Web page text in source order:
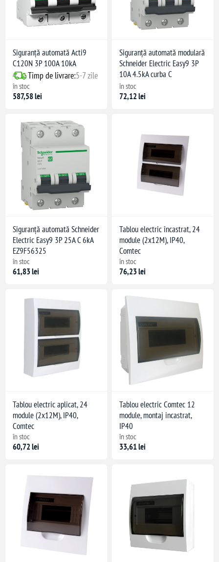
Siguranță automată Acti9
C120N 3P 100A 10kA
Timp de livrare:5-7 zile
în stoc
587,58 lei
Siguranță automată modulară
Schneider Electric Easy9 3P
10A 4.5kA curba C
în stoc
72,12 lei
Siguranță automată Schneider
Electric Easy9 3P 25A C 6kA
EZ9F56325
în stoc
61,83 lei
Tablou electric încastrat, 24
module (2x12M), IP40,
Comtec
în stoc
76,23 lei
Tablou electric aplicat, 24
module (2x12M), IP40,
Comtec
în stoc
60,72 lei
Tablou electric Comtec 12
module, montaj incastrat,
IP40
în stoc
33,61 lei